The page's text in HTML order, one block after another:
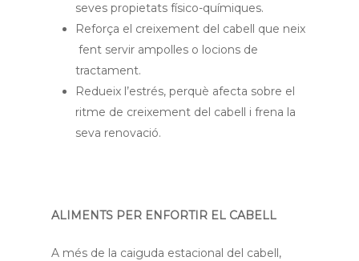
seves propietats físico-químiques.
Reforça el creixement del cabell que neix
fent servir ampolles o locions de
tractament.
Redueix l’estrés, perquè afecta sobre el
ritme de creixement del cabell i frena la
seva renovació.
ALIMENTS PER ENFORTIR EL CABELL
A més de la caiguda estacional del cabell,